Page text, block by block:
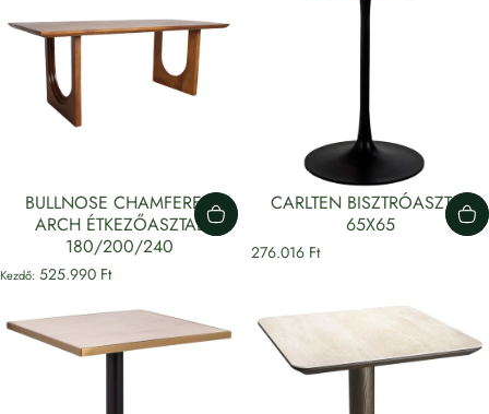
BULLNOSE CHAMFERED
ARCH ÉTKEZŐASZTAL
180/200/240
Kezdő: 525.990 Ft
CARLTEN BISZTRÓASZTAL
65X65
276.016 Ft